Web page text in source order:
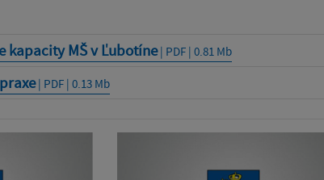
kapacity MŠ v Ľubotíne| PDF | 0.81 Mb
| PDF | 0.13 Mb